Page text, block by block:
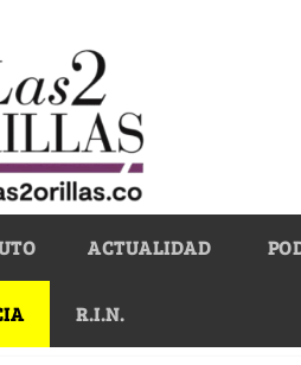
ACTUALIDAD
R.I.N.